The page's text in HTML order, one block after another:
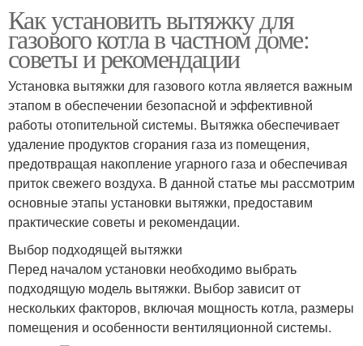
Как установить вытяжку для
газового котла в частном доме:
советы и рекомендации
Установка вытяжки для газового котла является важным
этапом в обеспечении безопасной и эффективной
работы отопительной системы. Вытяжка обеспечивает
удаление продуктов сгорания газа из помещения,
предотвращая накопление угарного газа и обеспечивая
приток свежего воздуха. В данной статье мы рассмотрим
основные этапы установки вытяжки, предоставим
практические советы и рекомендации.
Выбор подходящей вытяжки
Перед началом установки необходимо выбрать
подходящую модель вытяжки. Выбор зависит от
нескольких факторов, включая мощность котла, размеры
помещения и особенности вентиляционной системы.